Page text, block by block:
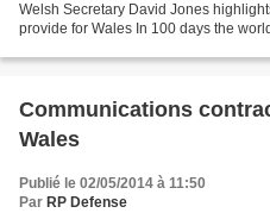
Welsh Secretary David Jones
provide for Wales In 100 days the
Communications
Wales
Publié le 02/05/2014 à 11:50
Par RP Defense